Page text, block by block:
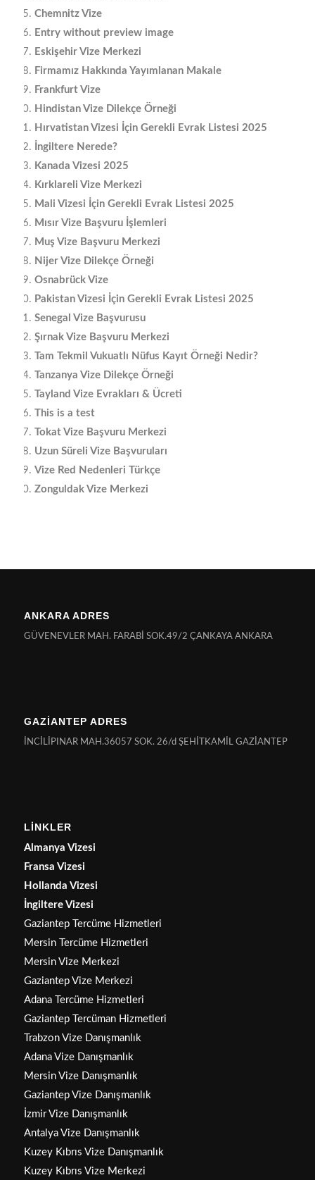
Chemnitz Vize
Entry without preview image
Eskişehir Vize Merkezi
Firmamız Hakkında Yayımlanan Makale
Frankfurt Vize
Hindistan Vize Dilekçe Örneği
Hırvatistan Vizesi İçin Gerekli Evrak Listesi 2025
İngiltere Nerede?
Kanada Vizesi 2025
Kırklareli Vize Merkezi
Mali Vizesi İçin Gerekli Evrak Listesi 2025
Mısır Vize Başvuru İşlemleri
Muş Vize Başvuru Merkezi
Nijer Vize Dilekçe Örneği
Osnabrück Vize
Pakistan Vizesi İçin Gerekli Evrak Listesi 2025
Senegal Vize Başvurusu
Şırnak Vize Başvuru Merkezi
Tam Tekmil Vukuatlı Nüfus Kayıt Örneği Nedir?
Tanzanya Vize Dilekçe Örneği
Tayland Vize Evrakları & Ücreti
This is a test
Tokat Vize Başvuru Merkezi
Uzun Süreli Vize Başvuruları
Vize Red Nedenleri Türkçe
Zonguldak Vize Merkezi
ANKARA ADRES
GÜVENEVLER MAH. FARABİ SOK.49/2 ÇANKAYA ANKARA
GAZİANTEP ADRES
İNCİLİPINAR MAH.36057 SOK. 26/d ŞEHİTKAMİL GAZİANTEP
LİNKLER
Almanya Vizesi
Fransa Vizesi
Hollanda Vizesi
İngiltere Vizesi
Gaziantep Tercüme Hizmetleri
Mersin Tercüme Hizmetleri
Mersin Vize Merkezi
Gaziantep Vize Merkezi
Adana Tercüme Hizmetleri
Gaziantep Tercüman Hizmetleri
Trabzon Vize Danışmanlık
Adana Vize Danışmanlık
Mersin Vize Danışmanlık
Gaziantep Vize Danışmanlık
İzmir Vize Danışmanlık
Antalya Vize Danışmanlık
Kuzey Kıbrıs Vize Danışmanlık
Kuzey Kıbrıs Vize Merkezi